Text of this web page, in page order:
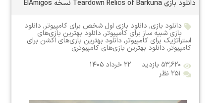
دانلود بازی Teardown Relics of Barkuna نسخه ElAmigos
دانلود بازی, دانلود بازی اول شخص برای کامپیوتر, دانلود
بازی شبیه ساز برای کامپیوتر, دانلود بهترین بازی‌های
استراتژیک برای کامپیوتر, دانلود بهترین بازی‌های اکشن برای
کامپیوتر, دانلود بهترین بازی‌های کامپیوتری
۵۳,۶۲۰ بازدید
۲۲ خرداد ۱۴۰۵
۲۵۱ نظر